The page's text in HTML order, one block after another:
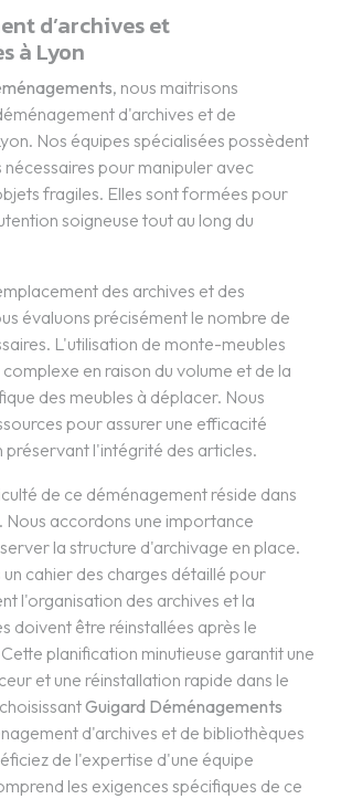
d’archives et
à Lyon
, nous maitrisons
d'archives et de
Nos équipes spécialisées possèdent
pour manipuler avec
fragiles. Elles sont formées pour
soigneuse tout au long du
des archives et des
évaluons précisément le nombre de
L'utilisation de monte-meubles
en raison du volume et de la
des meubles à déplacer. Nous
pour assurer une efficacité
préservant l'intégrité des articles.
de ce déménagement réside dans
Nous accordons une importance
la structure d'archivage en place.
un cahier des charges détaillé pour
l'organisation des archives et la
doivent être réinstallées après le
planification minutieuse garantit une
et une réinstallation rapide dans le
Guigard Déménagements
d'archives et de bibliothèques
de l'expertise d'une équipe
les exigences spécifiques de ce